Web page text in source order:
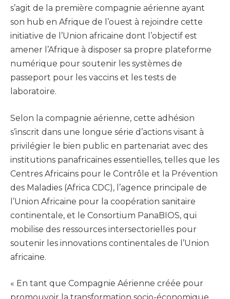
s’agit de la première compagnie aérienne ayant
son hub en Afrique de l’ouest à rejoindre cette
initiative de l’Union africaine dont l’objectif est
amener l’Afrique à disposer sa propre plateforme
numérique pour soutenir les systèmes de
passeport pour les vaccins et les tests de
laboratoire.
Selon la compagnie aérienne, cette adhésion
s’inscrit dans une longue série d’actions visant à
privilégier le bien public en partenariat avec des
institutions panafricaines essentielles, telles que les
Centres Africains pour le Contrôle et la Prévention
des Maladies (Africa CDC), l’agence principale de
l’Union Africaine pour la coopération sanitaire
continentale, et le Consortium PanaBIOS, qui
mobilise des ressources intersectorielles pour
soutenir les innovations continentales de l’Union
africaine.
« En tant que Compagnie Aérienne créée pour